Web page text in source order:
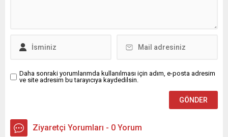
Daha sonraki yorumlarımda kullanılması için adım, e-posta adresim
ve site adresim bu tarayıcıya kaydedilsin.
Ziyaretçi Yorumları - 0 Yorum